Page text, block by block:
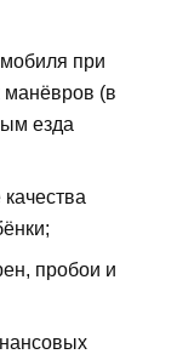
при
манёвров (в
езда
пробои и